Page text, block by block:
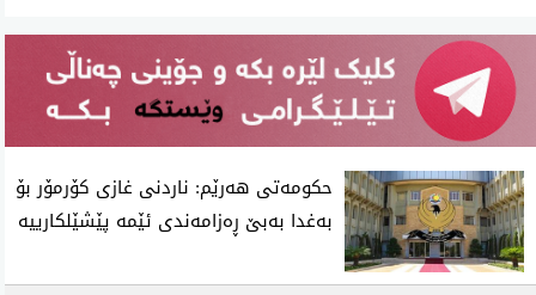
حکومەتی هەرێم: ناردنی غازی کۆرمۆر بۆ
بەغدا بەبێ ڕەزامەندی ئێمە پێشێلکارییە